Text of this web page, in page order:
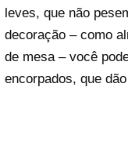
leves, que não
decoração – como
de mesa – você
encorpados, que